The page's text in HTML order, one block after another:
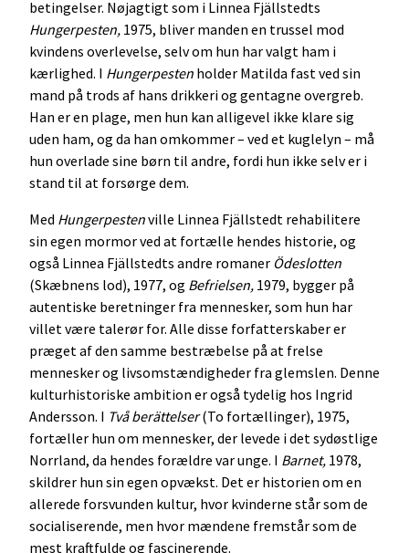
betingelser. Nøjagtigt som i Linnea Fjällstedts
Hungerpesten, 1975, bliver manden en trussel mod
kvindens overlevelse, selv om hun har valgt ham i
kærlighed. I Hungerpesten holder Matilda fast ved sin
mand på trods af hans drikkeri og gentagne overgreb.
Han er en plage, men hun kan alligevel ikke klare sig
uden ham, og da han omkommer – ved et kuglelyn – må
hun overlade sine børn til andre, fordi hun ikke selv er i
stand til at forsørge dem.
Med Hungerpestenville Linnea Fjällstedt rehabilitere
sin egen mormor ved at fortælle hendes historie, og
også Linnea Fjällstedts andre romaner Ödeslotten
(Skæbnens lod), 1977, og Befrielsen, 1979, bygger på
autentiske beretninger fra mennesker, som hun har
villet være talerør for. Alle disse forfatterskaber er
præget af den samme bestræbelse på at frelse
mennesker og livsomstændigheder fra glemslen. Denne
kulturhistoriske ambition er også tydelig hos Ingrid
Andersson. I Två berättelser(To fortællinger), 1975,
fortæller hun om mennesker, der levede i det sydøstlige
Norrland, da hendes forældre var unge. I Barnet, 1978,
skildrer hun sin egen opvækst. Det er historien om en
allerede forsvunden kultur, hvor kvinderne står som de
socialiserende, men hvor mændene fremstår som de
mest kraftfulde og fascinerende.